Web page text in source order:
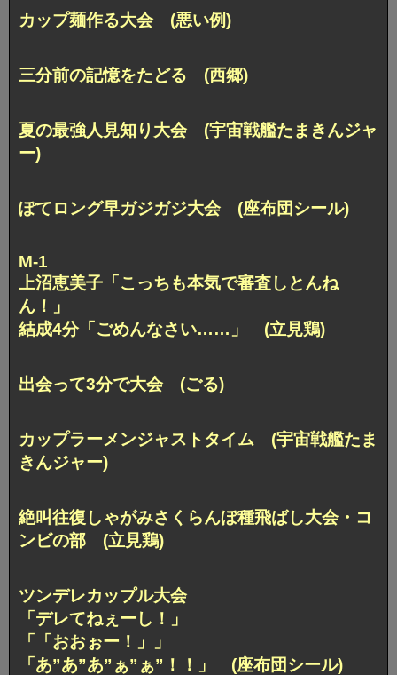
カップ麺作る大会 (悪い例)
三分前の記憶をたどる (西郷)
夏の最強人見知り大会 (宇宙戦艦たまきんジャ
ー)
ぽてロング早ガジガジ大会 (座布団シール)
M-1
上沼恵美子「こっちも本気で審査しとんね
ん！」
結成4分「ごめんなさい……」 (立見鶏)
出会って3分で大会 (ごる)
カップラーメンジャストタイム (宇宙戦艦たま
きんジャー)
絶叫往復しゃがみさくらんぼ種飛ばし大会・コ
ンビの部 (立見鶏)
ツンデレカップル大会
「デレてねぇーし！」
「「おおぉー！」」
「あ”あ”あ”ぁ”ぁ”！！」 (座布団シール)